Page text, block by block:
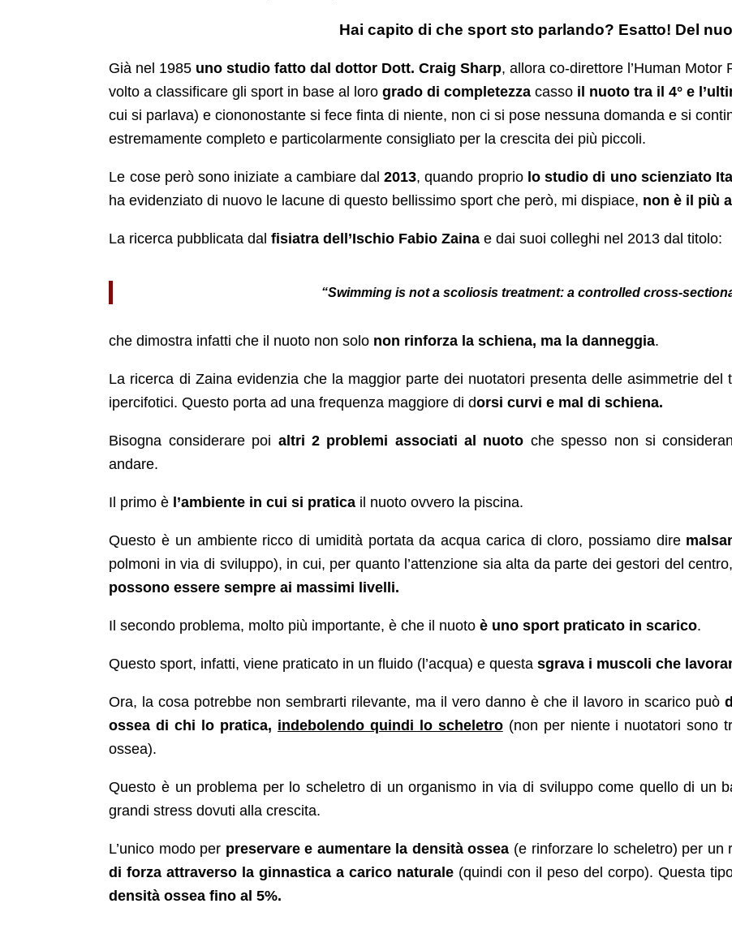
Hai capito di che sport sto parlando? Esatto! Del
Già nel 1985 uno studio fatto dal dottor Dott. Craig Sharp, allora co-direttore l’Human
volto a classificare gli sport in base al lorogrado di completezza casso il nuoto tra il 4° e
cui si parlava) e ciononostante si fece finta di niente, non ci si pose nessuna domanda e si
estremamente completo e particolarmente consigliato per la crescita dei più piccoli.
Le cose però sono iniziate a cambiare dal2013, quando proprio lo studio di uno scienziato
ha evidenziato di nuovo le lacune di questo bellissimo sport che però, mi dispiace, non è il più
La ricerca pubblicata dal fisiatra dell’Ischio Fabio Zainae dai suoi colleghi nel 2013 dal titolo:
“Swimming is not a scoliosis treatment: a controlled cross-
che dimostra infatti che il nuoto non solo non rinforza la schiena, ma la danneggia.
La ricerca di Zaina evidenzia che la maggior parte dei nuotatori presenta delle asimmetrie
ipercifotici. Questo porta ad una frequenza maggiore di dorsi curvi e mal di schiena.
Bisogna considerare poi altri 2 problemi associati al nuoto che spesso non si
andare.
Il primo è l’ambiente in cui si pratica il nuoto ovvero la piscina.
Questo è un ambiente ricco di umidità portata da acqua carica di cloro, possiamo dire
polmoni in via di sviluppo), in cui, per quanto l’attenzione sia alta da parte dei gestori del
possono essere sempre ai massimi livelli.
Il secondo problema, molto più importante, è che il nuotoè uno sport praticato in scarico.
Questo sport, infatti, viene praticato in un fluido (l’acqua) e questasgrava i muscoli che
Ora, la cosa potrebbe non sembrarti rilevante, ma il vero danno è che il lavoro in scarico può
ossea di chi lo pratica, indebolendo quindi lo scheletro(non per niente i nuotatori sono
ossea).
Questo è un problema per lo scheletro di un organismo in via di sviluppo come quello di un
grandi stress dovuti alla crescita.
L’unico modo per preservare e aumentare la densità ossea (e rinforzare lo scheletro) per un
di forza attraverso la ginnastica a carico naturale (quindi con il peso del corpo). Questa
densità ossea fino al 5%.